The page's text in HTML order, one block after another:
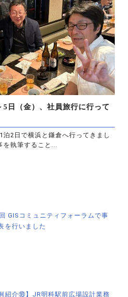
日（金）、社員旅行に行って
2日で横浜と鎌倉へ行ってきまし
執筆すること...
GISコミュニティフォーラムで事
を行いました
例紹介⑱】JR明科駅前広場設計業務